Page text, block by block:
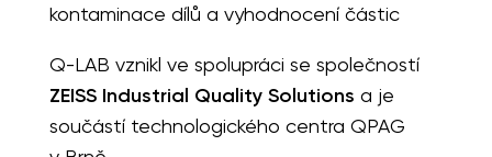
kontaminace dílů a vyhodnocení částic
Q-LAB vznikl ve spolupráci se společností
ZEISS Industrial Quality Solutions a je
součástí technologického centra QPAG